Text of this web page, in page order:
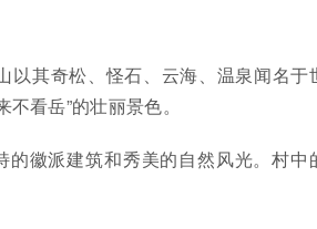
以其奇松、怪石、云海、温泉闻名于
看岳”的壮丽景色。
的徽派建筑和秀美的自然风光。村中